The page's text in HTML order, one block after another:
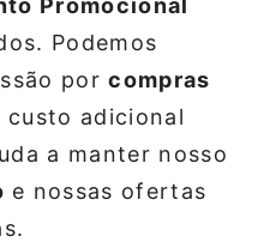
Promocional
Podemos
porcompras
custo adicional
a manter nosso
e nossas ofertas